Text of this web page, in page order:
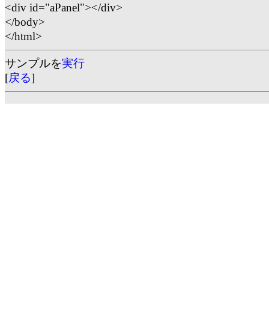
<div id="aPanel"></div>
</body>
</html>
サンプルを実行
[戻る]